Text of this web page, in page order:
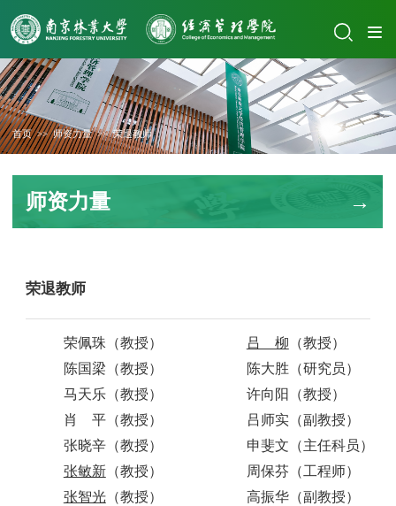
首页 >> 师资力量 >> 荣退教师
师资力量
荣退教师
荣佩珠（教授） 吕 柳 （教授）
陈国梁（教授）
陈大胜 （研究员）
马天乐（教授）
许向阳（教授）
肖 平（教授）
吕师实（副教授）
张晓辛（教授）
申斐文 （主任科员）
张敏新（教授） 周保芬 （工程师）
张智光（教授） 高振华（副教授）